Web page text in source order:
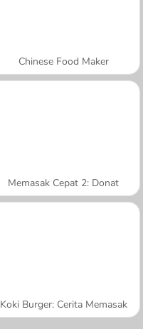
Chinese Food Maker
Memasak Cepat 2: Donat
Koki Burger: Cerita Memasak